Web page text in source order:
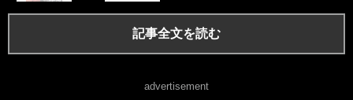
記事全文を読む
advertisement